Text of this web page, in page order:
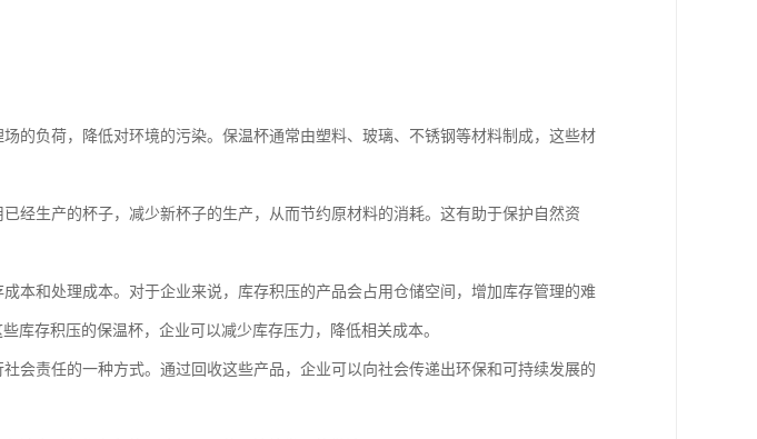
的负荷，降低对环境的污染。保温杯通常由塑料、玻璃、不锈钢等材料制成，这些材
经生产的杯子，减少新杯子的生产，从而节约原材料的消耗。这有助于保护自然资
本和处理成本。对于企业来说，库存积压的产品会占用仓储空间，增加库存管理的难
库存积压的保温杯，企业可以减少库存压力，降低相关成本。
会责任的一种方式。通过回收这些产品，企业可以向社会传递出环保和可持续发展的